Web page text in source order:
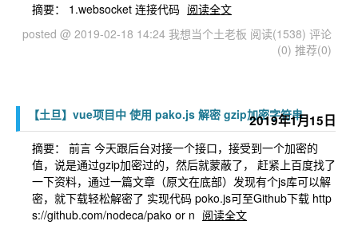
摘要： 1.websocket 连接代码 阅读全文
posted @ 2019-02-18 14:24 我想当个土老板 阅读(1538) 评论
(0) 推荐(0)
2019年1月15日
【土旦】vue项目中 使用 pako.js 解密 gzip加密字符串
摘要： 前言 今天跟后台对接一个接口，接受到一个加密的
值，说是通过gzip加密过的，然后就蒙蔽了， 赶紧上百度找了
一下资料，通过一篇文章（原文在底部）发现有个js库可以解
密，就下载轻松解密了 实现代码 poko.js可至Github下载 http
s://github.com/nodeca/pako or n 阅读全文